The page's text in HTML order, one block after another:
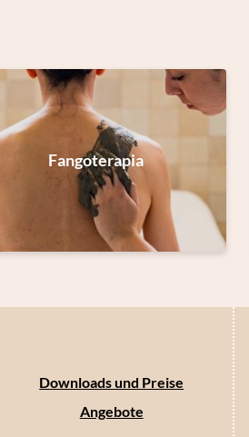
Fangoterapia
Downloads und Preise
Angebote